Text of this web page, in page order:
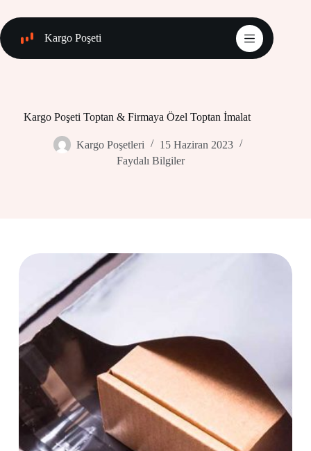
content
Kargo Poşeti
Kargo Poşeti Toptan & Firmaya Özel Toptan İmalat
Kargo Poşetleri
15 Haziran 2023
Faydalı Bilgiler